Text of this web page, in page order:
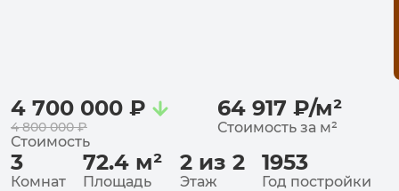
4 700 000 ₽
4 800 000 ₽
Стоимость
64 917 ₽/м²
Стоимость за м²
3
Комнат
72.4 м²
Площадь
2 из 2
Этаж
1953
Год постройки